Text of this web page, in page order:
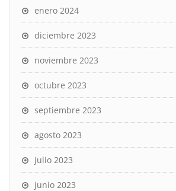
enero 2024
diciembre 2023
noviembre 2023
octubre 2023
septiembre 2023
agosto 2023
julio 2023
junio 2023